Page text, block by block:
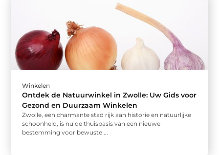
Winkelen
Ontdek de Natuurwinkel in Zwolle: Uw Gids voor
Gezond en Duurzaam Winkelen
Zwolle, een charmante stad rijk aan historie en natuurlijke
schoonheid, is nu de thuisbasis van een nieuwe
bestemming voor bewuste ...